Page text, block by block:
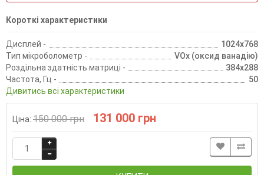
Короткі характеристики
Дисплей -
1024х768
Тип мікроболометр -
VOx (оксид ванадію)
Роздільна здатність матриці -
384x288
Частота, Гц -
50
Дивитись всі характеристики
Ціна: 150 000 грн 131 000 грн